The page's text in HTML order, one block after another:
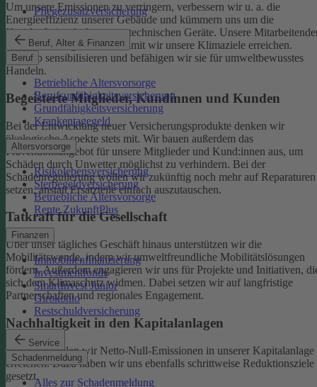
Pflegezusatzversicherung
Beruf, Alter & Finanzen
Beruf
Betriebliche Altersvorsorge
Berufsunfähigkeitsversicherung
Grundfähigkeitsversicherung
Krankentagegeld
Altersvorsorge
Risikolebensversicherung
Sterbegeldversicherung
Betriebliche Altersvorsorge
Rente ZukunftPlus
Finanzen
Immobilienfinanzierung
Investmentfonds
SmartInvest Junior
Girokonto
Restschuldversicherung
Service
Schadenmeldung
Alles zur Schadenmeldung
Um unsere Emissionen zu verringern, verbessern wir u. a. die
Energieeffizienz unserer Gebäude und kümmern uns um die
Kreislaufwirtschaft unserer technischen Geräte. Unsere
sind ein wichtiger Hebel, damit wir unsere Klimaziele erreichen.
Deshalb sensibilisieren und befähigen wir sie für umweltbewusstes
Handeln.
Begeisterte Mitglieder, Kundinnen und Kunden
Bei der Entwicklung neuer Versicherungsprodukte denken wir
ökologische Aspekte stets mit. Wir bauen außerdem das
Präventionsangebot für unsere Mitglieder und Kund:innen aus, um
Schäden durch Unwetter möglichst zu verhindern. Bei der
Schadenregulierung wollen wir zukünftig noch mehr auf Reparaturen
setzen, anstatt Ersatzteile einfach auszutauschen.
Tatkraft für die Gesellschaft
Über unser tägliches Geschäft hinaus unterstützen wir die
Mobilitätswende, indem wir umweltfreundliche Mobilitätslösungen
fördern. Außerdem engagieren wir uns für Projekte und Initiativen,
sich dem Klimaschutz widmen. Dabei setzen wir auf langfristige
Partnerschaften und regionales Engagement.
Nachhaltigkeit in den Kapitalanlagen
Bis 2050 wollen wir Netto-Null-Emissionen in unserer Kapitalanlage
erreichen. Dazu haben wir uns ebenfalls schrittweise Reduktionsziele
gesetzt.